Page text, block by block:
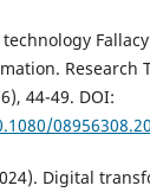
technology
Research
44-49. DOI:
Digital